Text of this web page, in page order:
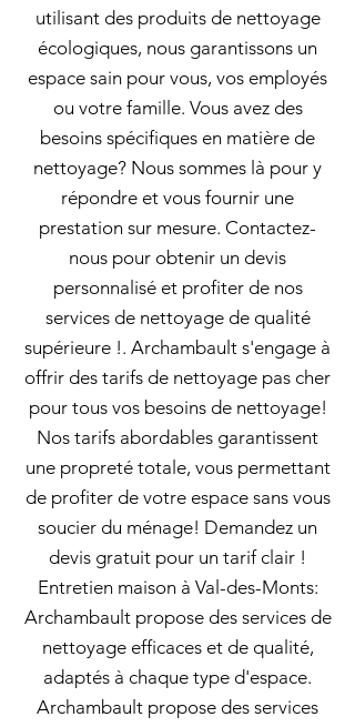
utilisant des produits de nettoyage
écologiques, nous garantissons un
espace sain pour vous, vos employés
ou votre famille. Vous avez des
besoins spécifiques en matière de
nettoyage? Nous sommes là pour y
répondre et vous fournir une
prestation sur mesure. Contactez-
nous pour obtenir un devis
personnalisé et profiter de nos
services de nettoyage de qualité
supérieure !. Archambault s'engage à
offrir des tarifs de nettoyage pas cher
pour tous vos besoins de nettoyage!
Nos tarifs abordables garantissent
une propreté totale, vous permettant
de profiter de votre espace sans vous
soucier du ménage! Demandez un
devis gratuit pour un tarif clair !
Entretien maison à Val-des-Monts:
Archambault propose des services de
nettoyage efficaces et de qualité,
adaptés à chaque type d'espace.
Archambault propose des services